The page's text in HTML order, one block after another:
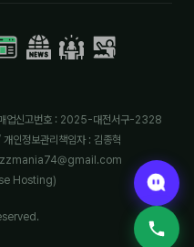
신고번호 : 2025-대전서구-2328
인정보관리책임자 : 김종혁
Hosting)